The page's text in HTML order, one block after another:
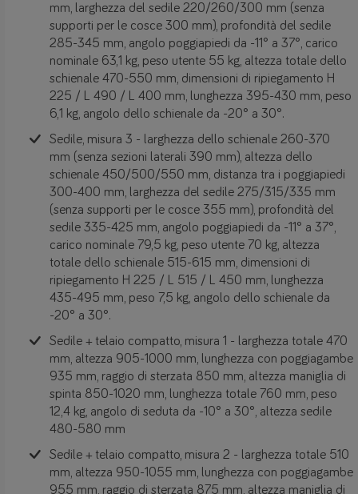
mm, larghezza del sedile 220/260/300 mm (senza
supporti per le cosce 300 mm), profondità del sedile
285-345 mm, angolo poggiapiedi da -11° a 37°, carico
nominale 63,1 kg, peso utente 55 kg, altezza totale dello
schienale 470-550 mm, dimensioni di ripiegamento H
225 / L 490 / L 400 mm, lunghezza 395-430 mm, peso
6,1 kg, angolo dello schienale da -20° a 30°.
Sedile, misura 3 - larghezza dello schienale 260-370
mm (senza sezioni laterali 390 mm), altezza dello
schienale 450/500/550 mm, distanza tra i poggiapiedi
300-400 mm, larghezza del sedile 275/315/335 mm
(senza supporti per le cosce 355 mm), profondità del
sedile 335-425 mm, angolo poggiapiedi da -11° a 37°,
carico nominale 79,5 kg, peso utente 70 kg, altezza
totale dello schienale 515-615 mm, dimensioni di
ripiegamento H 225 / L 515 / L 450 mm, lunghezza
435-495 mm, peso 7,5 kg, angolo dello schienale da
-20° a 30°.
Sedile + telaio compatto, misura 1 - larghezza totale 470
mm, altezza 905-1000 mm, lunghezza con poggiagambe
935 mm, raggio di sterzata 850 mm, altezza maniglia di
spinta 850-1020 mm, lunghezza totale 760 mm, peso
12,4 kg, angolo di seduta da -10° a 30°, altezza sedile
480-580 mm
Sedile + telaio compatto, misura 2 - larghezza totale 510
mm, altezza 950-1055 mm, lunghezza con poggiagambe
955 mm, raggio di sterzata 875 mm, altezza maniglia di